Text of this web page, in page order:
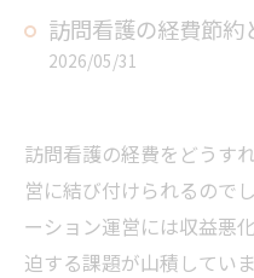
訪問看護の経費節
2026/05/31
訪問看護の経費をどうす
営に結び付けられるので
ーション運営には収益悪
迫する課題が山積してい